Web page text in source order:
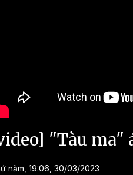
"Tàu ma"
năm, 19:06, 30/03/2023